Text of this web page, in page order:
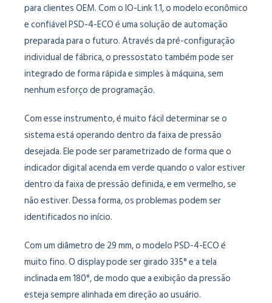
para clientes OEM. Com o IO-Link 1.1, o modelo econômico
e confiável PSD-4-ECO é uma solução de automação
preparada para o futuro. Através da pré-configuração
individual de fábrica, o pressostato também pode ser
integrado de forma rápida e simples à máquina, sem
nenhum esforço de programação.
Com esse instrumento, é muito fácil determinar se o
sistema está operando dentro da faixa de pressão
desejada. Ele pode ser parametrizado de forma que o
indicador digital acenda em verde quando o valor estiver
dentro da faixa de pressão definida, e em vermelho, se
não estiver. Dessa forma, os problemas podem ser
identificados no início.
Com um diâmetro de 29 mm, o modelo PSD-4-ECO é
muito fino. O display pode ser girado 335° e a tela
inclinada em 180°, de modo que a exibição da pressão
esteja sempre alinhada em direção ao usuário.